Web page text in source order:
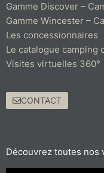
Gamme Discover –
Gamme Wincester –
Les concessionnaires
Le catalogue camping
Visites virtuelles 360°
CONTACT
Découvrez toutes nos